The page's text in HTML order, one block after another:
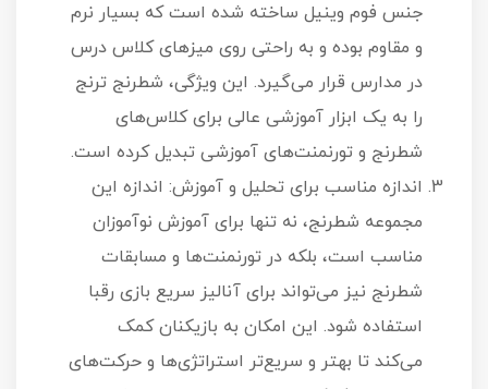
جنس فوم وینیل ساخته شده است که بسیار نرم
و مقاوم بوده و به راحتی روی میزهای کلاس درس
در مدارس قرار می‌گیرد. این ویژگی، شطرنج ترنج
را به یک ابزار آموزشی عالی برای کلاس‌های
شطرنج و تورنمنت‌های آموزشی تبدیل کرده است.
اندازه مناسب برای تحلیل و آموزش: اندازه این
مجموعه شطرنج، نه تنها برای آموزش نوآموزان
مناسب است، بلکه در تورنمنت‌ها و مسابقات
شطرنج نیز می‌تواند برای آنالیز سریع بازی رقبا
استفاده شود. این امکان به بازیکنان کمک
می‌کند تا بهتر و سریع‌تر استراتژی‌ها و حرکت‌های